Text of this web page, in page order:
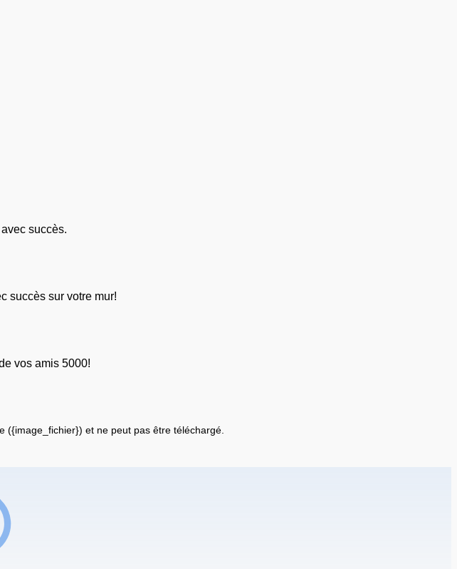
succès.
succès sur votre mur!
vos amis 5000!
({image_fichier}) et ne peut pas être téléchargé.